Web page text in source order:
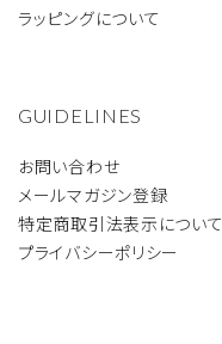
ラッピングについて
GUIDELINES
お問い合わせ
メールマガジン登録
特定商取引法表示について
プライバシーポリシー